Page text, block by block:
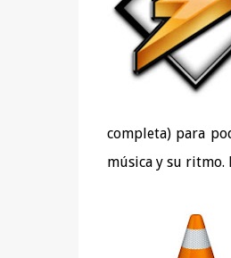
completa) para
música y su ritmo.